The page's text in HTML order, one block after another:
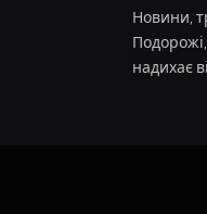
Новини,
надихає